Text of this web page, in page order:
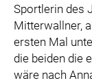
Sportlerin des
Mitterwallner,
ersten Mal
die beiden die
wäre nach